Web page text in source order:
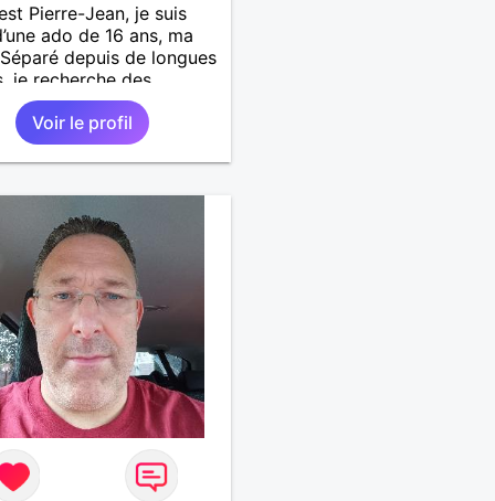
Pierre-Jean, je suis
ado de 16 ans, ma
depuis de longues
je recherche des
amicales afin de
une solitude parfois
à gérer ainsi que casser
à l’âme. L’amitié reste
peut se décliner en
plus puissants.
fera son œuvre »
Schopenhauer,
allemand que j’adore.
discuter sans pour autant
locace. Je suis bourré
avec très peu de
Je suis altruiste,
empathique,
honnête,
doux de caractère
: je laisse
Voir le profil